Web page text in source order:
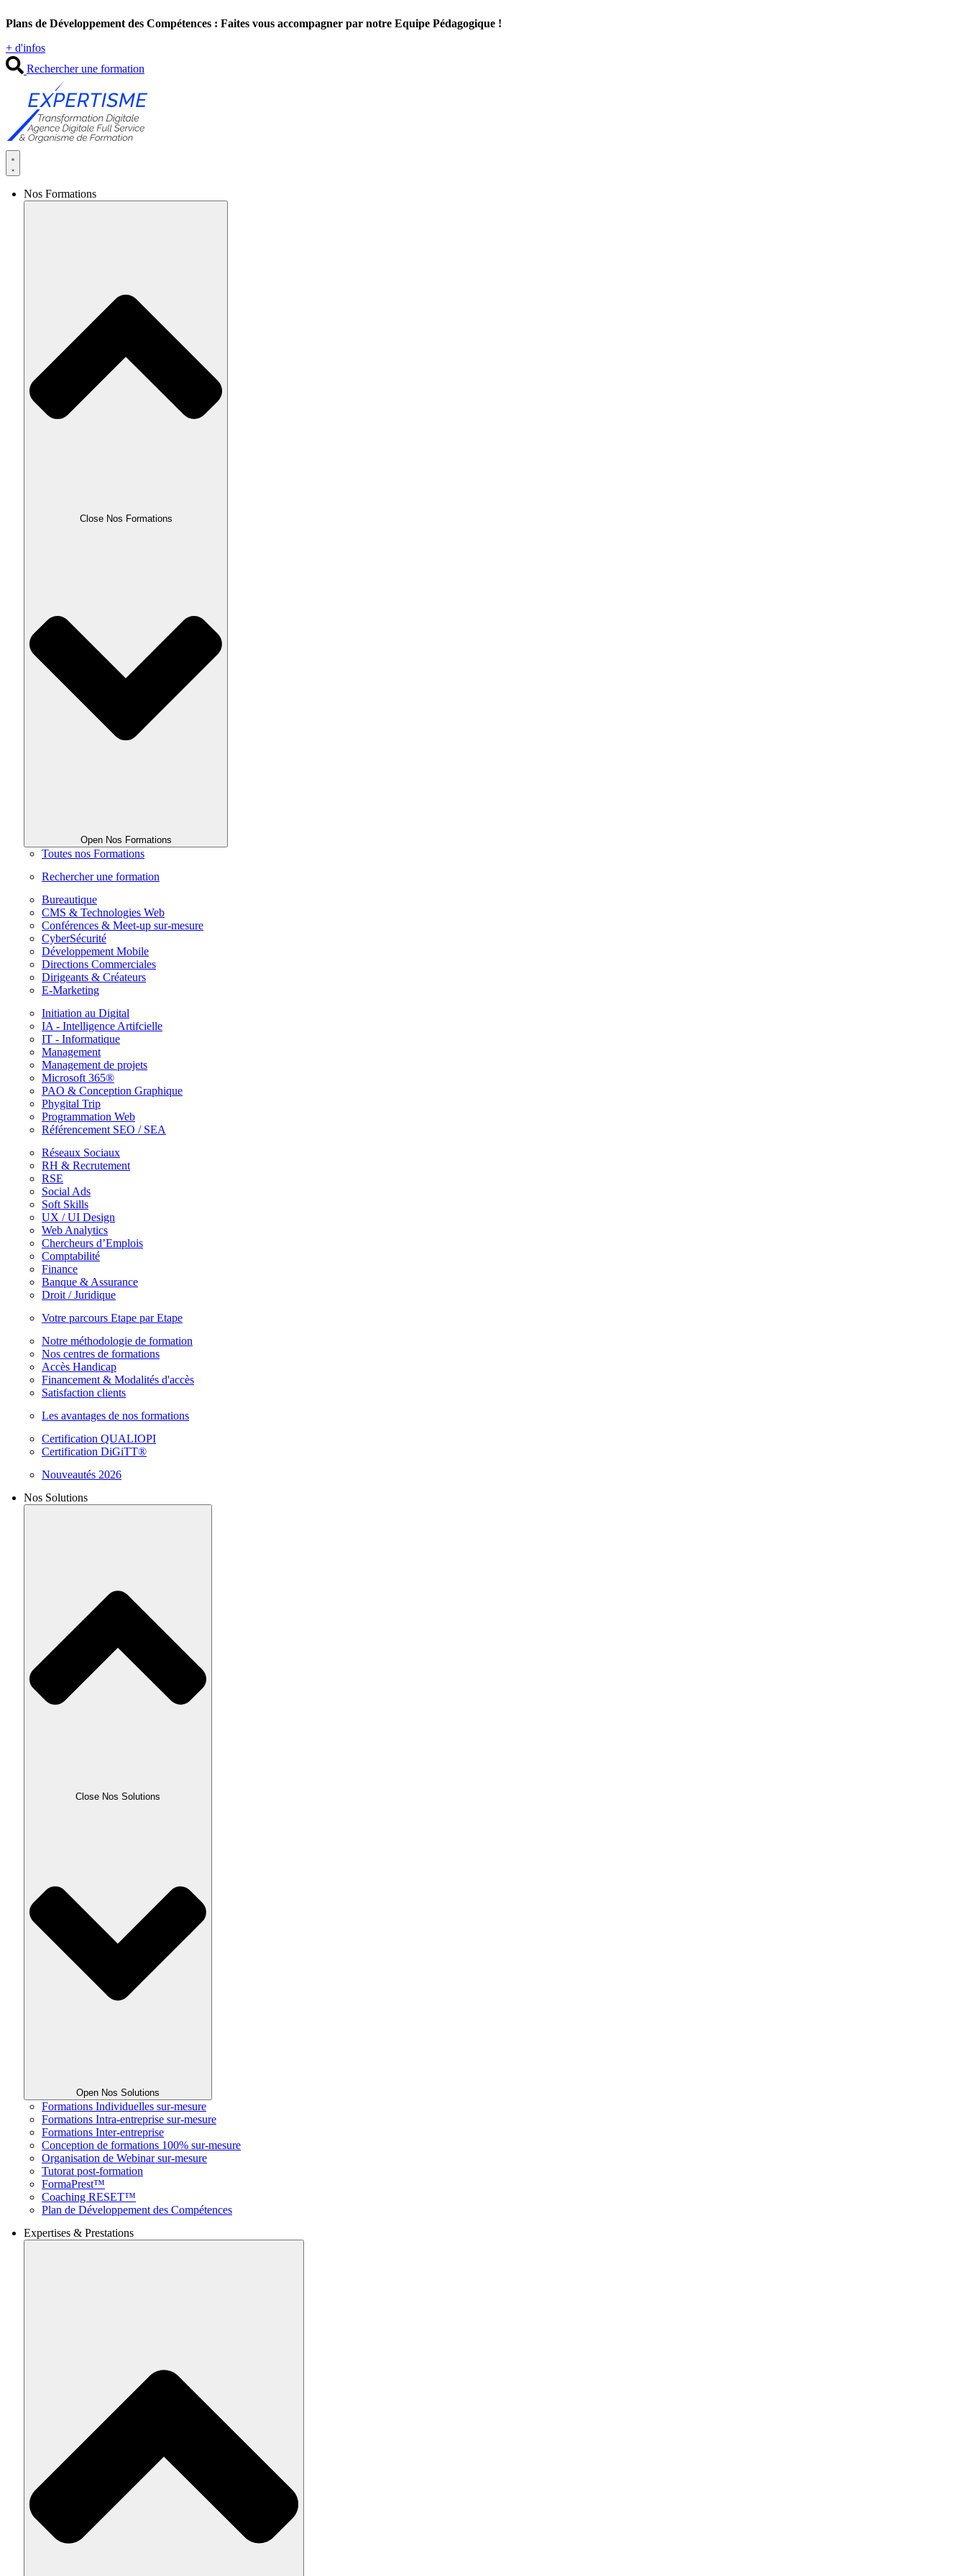
au
Plans de Développement des Compétences : Faites vous accompagner par notre Equipe Pédagogique !
+ d'infos
Rechercher une formation
Nos Formations
Close Nos Formations
Open Nos Formations
Toutes nos Formations
Rechercher une formation
Bureautique
CMS & Technologies Web
Conférences & Meet-up sur-mesure
CyberSécurité
Développement Mobile
Directions Commerciales
Dirigeants & Créateurs
E-Marketing
Initiation au Digital
IA - Intelligence Artifcielle
IT - Informatique
Management
Management de projets
Microsoft 365®
PAO & Conception Graphique
Phygital Trip
Programmation Web
Référencement SEO / SEA
Réseaux Sociaux
RH & Recrutement
RSE
Social Ads
Soft Skills
UX / UI Design
Web Analytics
Chercheurs d’Emplois
Comptabilité
Finance
Banque & Assurance
Droit / Juridique
Votre parcours Etape par Etape
Notre méthodologie de formation
Nos centres de formations
Accès Handicap
Financement & Modalités d'accès
Satisfaction clients
Les avantages de nos formations
Certification QUALIOPI
Certification DiGiTT®
Nouveautés 2026
Nos Solutions
Close Nos Solutions
Open Nos Solutions
Formations Individuelles sur-mesure
Formations Intra-entreprise sur-mesure
Formations Inter-entreprise
Conception de formations 100% sur-mesure
Organisation de Webinar sur-mesure
Tutorat post-formation
FormaPrest™
Coaching RESET™
Plan de Développement des Compétences
Expertises & Prestations